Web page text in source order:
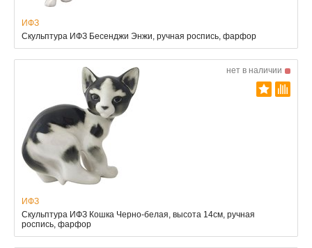
ИФЗ
Скульптура ИФЗ Бесенджи Энжи, ручная роспись, фарфор
нет в наличии
ИФЗ
Скульптура ИФЗ Кошка Черно-белая, высота 14см, ручная
роспись, фарфор